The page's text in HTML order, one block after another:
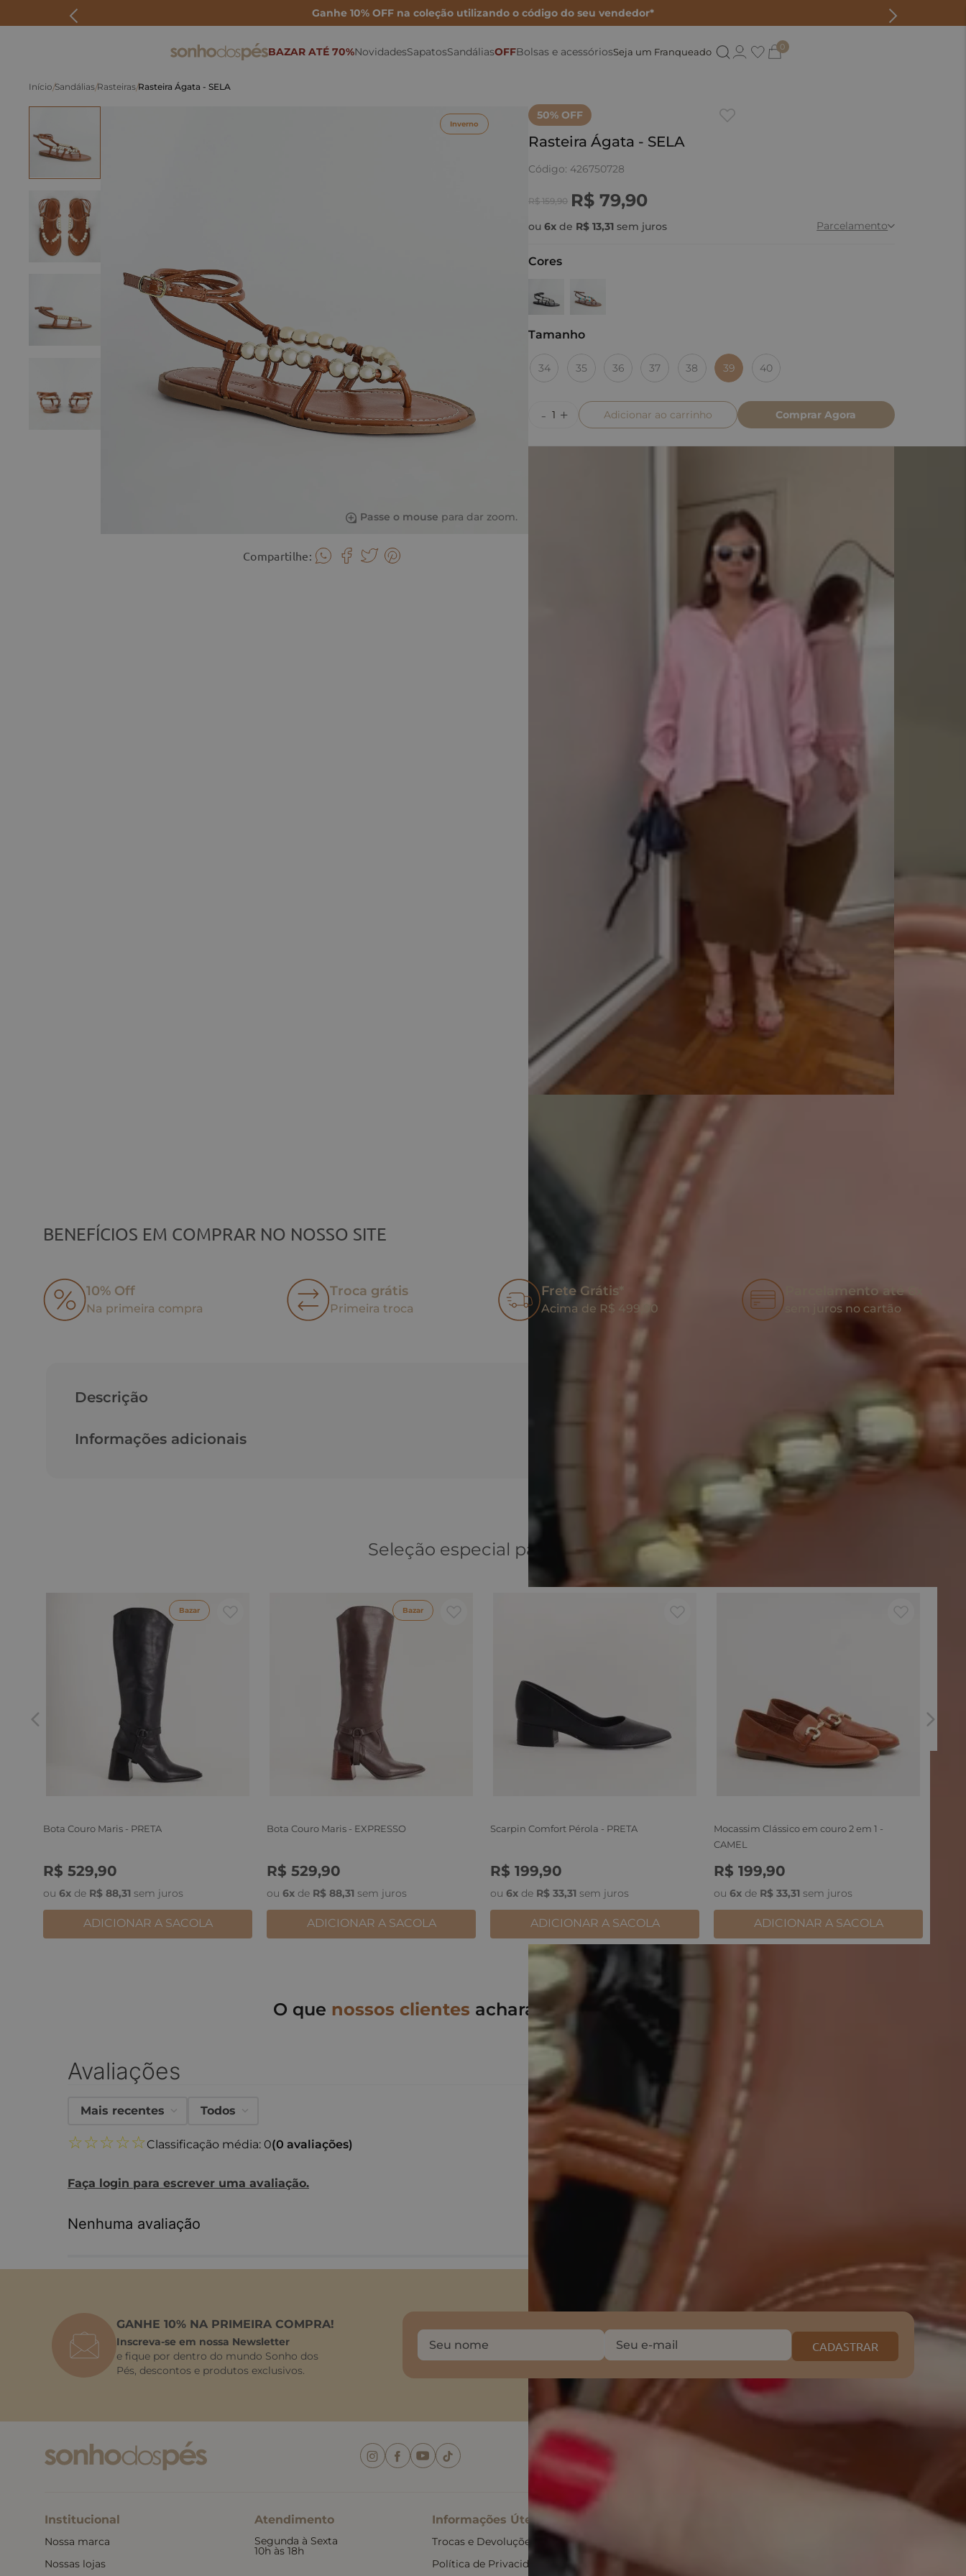
Ganhe 10% OFF na coleção utilizando o código do seu vendedor*
BAZAR ATÉ 70%NovidadesSapatos
Sapatilhas
Scarpins
Sandálias
Anabelas
Plataformas
Sandálias Altas
Sandálias médias e baixas
OFFBolsas e acessórios
Bolsa Média
Bolsa Mini
Ver todas as Bolsas
Seja um Franqueado 0
Sandálias Rasteiras Rasteira Ágata - SELA
Inverno
Passe o mouse para dar zoom.
Compartilhe:
50% OFF
Rasteira Ágata - SELA
Código: 426750728
R$ 159,90 R$ 79,90
ou6x de R$ 13,31 sem juros Parcelamento
Cores
Tamanho
34 35 36 37 38 39 40
Adicionar ao carrinho Comprar Agora
Frete Grátis em compras acima de
BENEFÍCIOS EM COMPRAR NO NOSSO SITE
10% Off
Na primeira compra
Troca grátis
Primeira troca
Frete Grátis*
Acima de R$ 499,90
Parcelamento até 6x
sem juros no cartão
Descrição
Informações adicionais
Seleção especial para você
Bazar
Bota Couro Maris - PRETA
R$ 529,90
ou 6x de R$ 88,31 sem juros
36
ADICIONAR A SACOLA
Bazar
Bota Couro Maris - EXPRESSO
R$ 529,90
ou 6x de R$ 88,31 sem juros
36
ADICIONAR A SACOLA
Scarpin Comfort Pérola - PRETA
R$ 199,90
ou 6x de R$ 33,31 sem juros
36
ADICIONAR A SACOLA
Mocassim Clássico em couro 2 em 1 -
CAMEL
R$ 199,90
ou 6x de R$ 33,31 sem juros
36
ADICIONAR A SACOLA
O que nossos clientes acharam desse produto?
Avaliações
☆☆☆☆☆Classificação média: 0(0 avaliações)
Faça login para escrever uma avaliação.
Mais recentes Todos
Nenhuma avaliação
GANHE 10% NA PRIMEIRA COMPRA!
Inscreva-se em nossa Newsletter
e fique por dentro do mundo Sonho dos
Pés, descontos e produtos exclusivos.
CADASTRAR
Institucional
Nossa marca
Nossas lojas
Atendimento
Segunda à Sexta
10h às 18h
Informações Úteis
Trocas e Devoluções
Política de Privacidade
Bolsa